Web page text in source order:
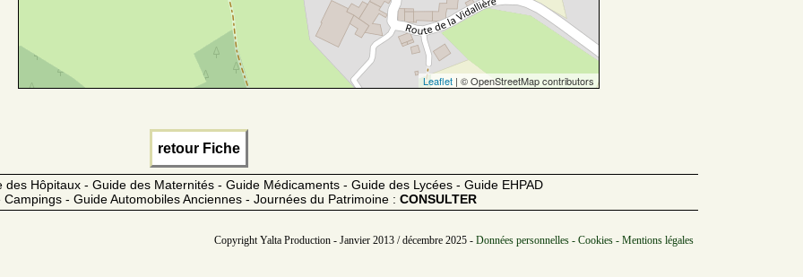
Leaflet| © OpenStreetMap contributors
retour Fiche
Hôpitaux - Guide des Maternités - Guide Médicaments - Guide des Lycées - Guide EHPAD
- Guide Automobiles Anciennes - Journées du Patrimoine : CONSULTER
Copyright Yalta Production - Janvier 2013 / décembre 2025 - Données personnelles - Cookies - Mentions légales